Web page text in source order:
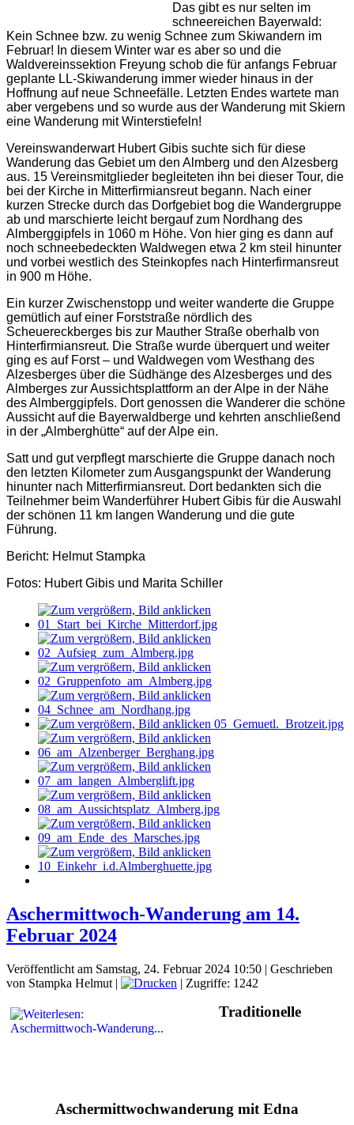
Das gibt es nur selten im
schneereichen Bayerwald:
Kein Schnee bzw. zu wenig Schnee zum Skiwandern im
Februar! In diesem Winter war es aber so und die
Waldvereinssektion Freyung schob die für anfangs Februar
geplante LL-Skiwanderung immer wieder hinaus in der
Hoffnung auf neue Schneefälle. Letzten Endes wartete man
aber vergebens und so wurde aus der Wanderung mit Skiern
eine Wanderung mit Winterstiefeln!
Vereinswanderwart Hubert Gibis suchte sich für diese
Wanderung das Gebiet um den Almberg und den Alzesberg
aus. 15 Vereinsmitglieder begleiteten ihn bei dieser Tour, die
bei der Kirche in Mitterfirmiansreut begann. Nach einer
kurzen Strecke durch das Dorfgebiet bog die Wandergruppe
ab und marschierte leicht bergauf zum Nordhang des
Almberggipfels in 1060 m Höhe. Von hier ging es dann auf
noch schneebedeckten Waldwegen etwa 2 km steil hinunter
und vorbei westlich des Steinkopfes nach Hinterfirmansreut
in 900 m Höhe.
Ein kurzer Zwischenstopp und weiter wanderte die Gruppe
gemütlich auf einer Forststraße nördlich des
Scheuereckberges bis zur Mauther Straße oberhalb von
Hinterfirmiansreut. Die Straße wurde überquert und weiter
ging es auf Forst – und Waldwegen vom Westhang des
Alzesberges über die Südhänge des Alzesberges und des
Almberges zur Aussichtsplattform an der Alpe in der Nähe
des Almberggipfels. Dort genossen die Wanderer die schöne
Aussicht auf die Bayerwaldberge und kehrten anschließend
in der „Almberghütte“ auf der Alpe ein.
Satt und gut verpflegt marschierte die Gruppe danach noch
den letzten Kilometer zum Ausgangspunkt der Wanderung
hinunter nach Mitterfirmiansreut. Dort bedankten sich die
Teilnehmer beim Wanderführer Hubert Gibis für die Auswahl
der schönen 11 km langen Wanderung und die gute
Führung.
Bericht: Helmut Stampka
Fotos: Hubert Gibis und Marita Schiller
Aschermittwoch-Wanderung am 14.
Februar 2024
Veröffentlicht am Samstag, 24. Februar 2024 10:50 | Geschrieben
von Stampka Helmut | | Zugriffe: 1242
Traditionelle
Aschermittwochwanderung mit Edna